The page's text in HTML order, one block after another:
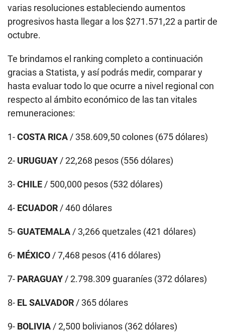
varias resoluciones estableciendo aumentos
progresivos hasta llegar a los $271.571,22 a partir de
octubre.
Te brindamos el ranking completo a continuación
gracias a Statista, y así podrás medir, comparar y
hasta evaluar todo lo que ocurre a nivel regional con
respecto al ámbito económico de las tan vitales
remuneraciones:
1-COSTA RICA / 358.609,50 colones (675 dólares)
2- URUGUAY / 22,268 pesos (556 dólares)
3-CHILE / 500,000 pesos (532 dólares)
4- ECUADOR / 460 dólares
5-GUATEMALA / 3,266 quetzales (421 dólares)
6- MÉXICO / 7,468 pesos (416 dólares)
7- PARAGUAY / 2.798.309 guaraníes (372 dólares)
8- EL SALVADOR / 365 dólares
9- BOLIVIA / 2,500 bolivianos (362 dólares)